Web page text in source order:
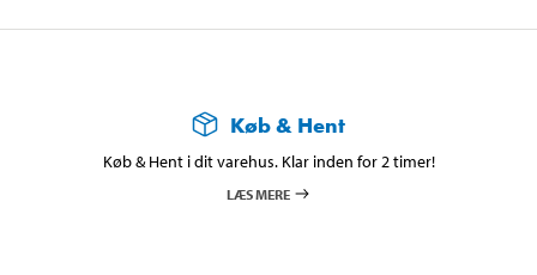
Køb & Hent
Køb & Hent i dit varehus. Klar inden for 2 timer!
LÆS MERE